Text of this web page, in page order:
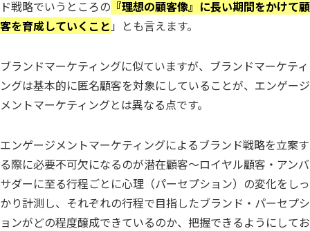
ド戦略でいうところの 『理想の顧客像』に長い期間をかけて顧
客を育成していくこと 」とも言えます。
ブランドマーケティングに似ていますが、ブランドマーケティ
ングは基本的に匿名顧客を対象にしていることが、エンゲージ
メントマーケティングとは異なる点です。
エンゲージメントマーケティングによるブランド戦略を立案す
る際に必要不可欠になるのが潜在顧客～ロイヤル顧客・アンバ
サダーに至る行程ごとに心理（パーセプション）の変化をしっ
かり計測し、それぞれの行程で目指したブランド・パーセプシ
ョンがどの程度醸成できているのか、把握できるようにしてお